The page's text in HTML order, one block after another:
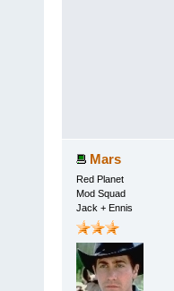
Mars
Red Planet
Mod Squad
Jack + Ennis